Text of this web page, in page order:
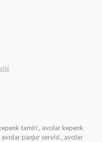
tamiri , avcılar kepenk
panjur servisi , avcılar